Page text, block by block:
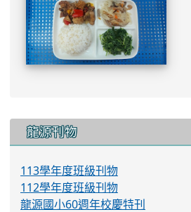
::: 龍源刊物
113學年度班級刊物
112學年度班級刊物
龍源國小60週年校慶特刊